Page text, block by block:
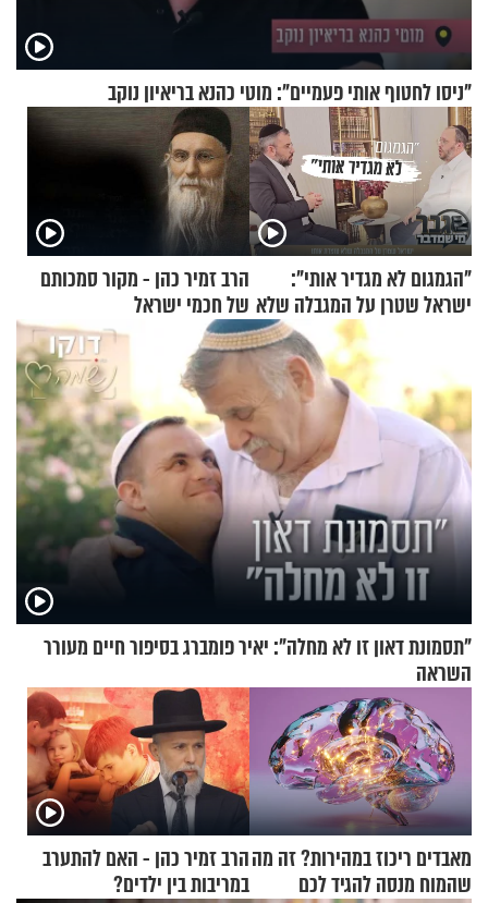
"ניסו לחטוף אותי פעמיים": מוטי כהנא בריאיון נוקב
"הגמגום לא מגדיר אותי":
ישראל שטרן על המגבלה שלא
הרב זמיר כהן - מקור סמכותם
של חכמי ישראל
"תסמונת דאון זו לא מחלה": יאיר פומברג בסיפור חיים מעורר
השראה
מאבדים ריכוז במהירות? זה מה
שהמוח מנסה להגיד לכם
הרב זמיר כהן - האם להתערב
במריבות בין ילדים?